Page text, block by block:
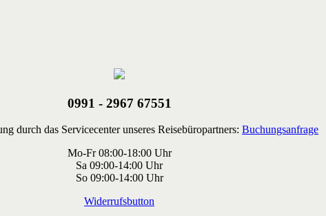
0991 - 2967 67551
durch das Servicecenter unseres Reisebüropartners: Buchungsanfrage
Mo-Fr 08:00-18:00 Uhr
Sa 09:00-14:00 Uhr
So 09:00-14:00 Uhr
Widerrufsbutton